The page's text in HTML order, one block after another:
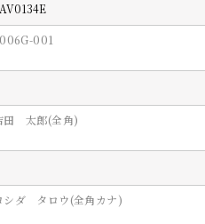
001
田 太郎(全角)
シダ タロウ(全角カナ)